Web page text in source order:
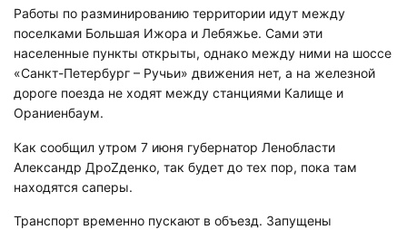
Работы по разминированию территории идут между
поселками Большая Ижора и Лебяжье. Сами эти
населенные пункты открыты, однако между ними на шоссе
«Санкт-Петербург – Ручьи» движения нет, а на железной
дороге поезда не ходят между станциями Калище и
Ораниенбаум.
Как сообщил утром 7 июня губернатор Ленобласти
Александр ДроZденко, так будет до тех пор, пока там
находятся саперы.
Транспорт временно пускают в объезд. Запущены